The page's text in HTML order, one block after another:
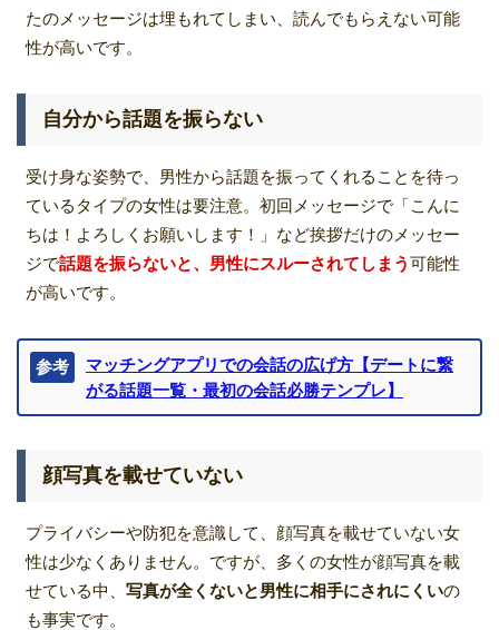
たのメッセージは埋もれてしまい、読んでもらえない可能
性が高いです。
自分から話題を振らない
受け身な姿勢で、男性から話題を振ってくれることを待っ
ているタイプの女性は要注意。初回メッセージで「こんに
ちは！よろしくお願いします！」など挨拶だけのメッセー
ジで話題を振らないと、男性にスルーされてしまう可能性
が高いです。
参考
マッチングアプリでの会話の広げ方【デートに繋
がる話題一覧・最初の会話必勝テンプレ】
顔写真を載せていない
プライバシーや防犯を意識して、顔写真を載せていない女
性は少なくありません。ですが、多くの女性が顔写真を載
せている中、 写真が全くないと男性に相手にされにくいの
も事実です。